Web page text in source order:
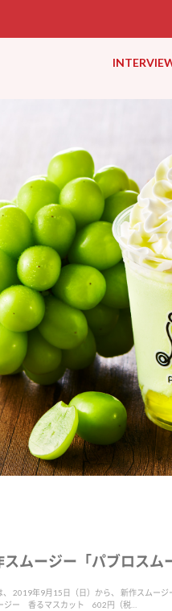
スムージー「パブロス
、 2019年9月15日（日）から、 新作スムー
ジー 香るマスカット 602円（税…